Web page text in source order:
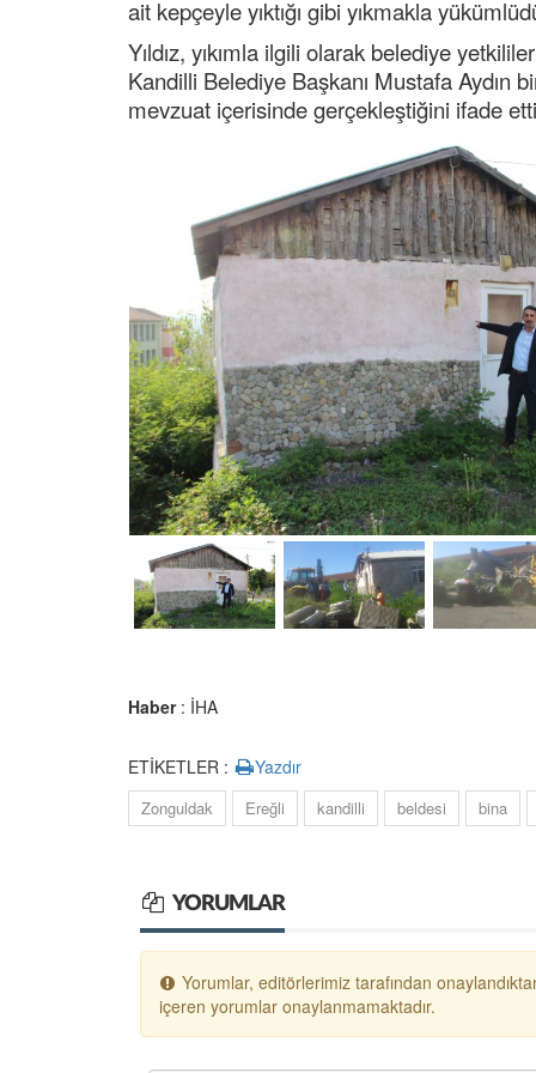
ait kepçeyle yıktığı gibi yıkmakla
Yıldız, yıkımla ilgili olarak belediye
Kandilli Belediye Başkanı Mustafa Aydın
mevzuat içerisinde gerçekleştiğini ifade
Haber: İHA
ETİKETLER : Yazdır
Zonguldak Ereğli kandilli beldesi bina
YORUMLAR
Yorumlar, editörlerimiz tarafından
içeren yorumlar onaylanmamaktadır.